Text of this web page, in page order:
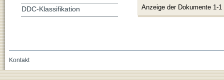
Anzeige der Dokumente 1-1
DDC-Klassifikation
Kontakt